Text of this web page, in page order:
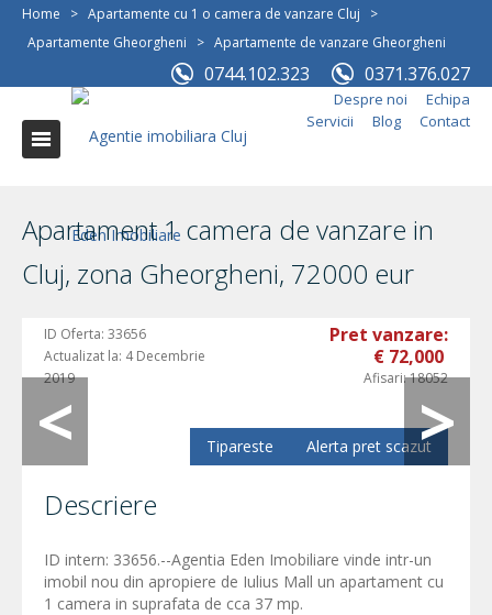
Home > Apartamente cu 1 o camera de vanzare Cluj
>
Apartamente Gheorgheni
> Apartamente de vanzare Gheorgheni
0744.102.323 0371.376.027
Despre noi
Echipa
Servicii
Blog Contact
Apartament 1 camera de vanzare in
Cluj, zona Gheorgheni, 72000 eur
ID Oferta: 33656
Actualizat la: 4 Decembrie
2019
Pret vanzare:
€ 72,000
Afisari:18052
Alerta pret scazut
Tipareste
Descriere
ID intern: 33656.--Agentia Eden Imobiliare vinde intr-un
imobil nou din apropiere de Iulius Mall un apartament cu
1 camera in suprafata de cca 37 mp.